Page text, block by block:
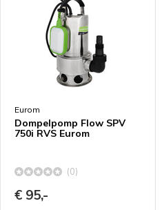
Eurom
Dompelpomp Flow SPV
750i RVS Eurom
(0)
€ 95,-